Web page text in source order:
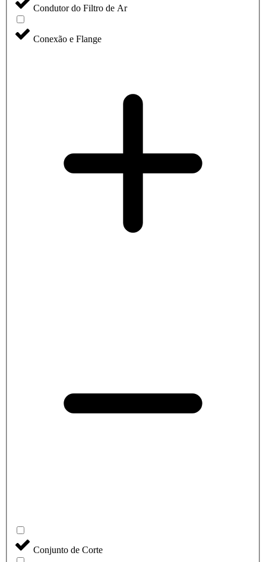
Condutor do Filtro de Ar
Conexão e Flange
Conjunto de Corte